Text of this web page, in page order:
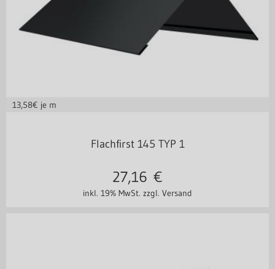
13,58€ je m
Flachfirst 145 TYP 1
inkl. 19% MwSt. zzgl. Versand
27,16 €